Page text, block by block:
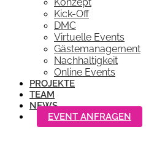
Kick-Off
DMC
Virtuelle Events
Gästemanagement
Nachhaltigkeit
Online Events
PROJEKTE
TEAM
NEWS
EVENT ANFRAGEN